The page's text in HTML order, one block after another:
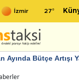
27°
Ayında Bütçe Artışı